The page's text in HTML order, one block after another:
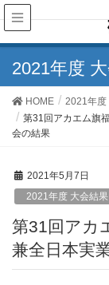
2021年度
HOME
2021年度
第31回アカエム旗
会の結果
2021年5月7日
2021年度 大会結果
第31回アカエム旗福岡県実業団選手権大会
兼全日本実